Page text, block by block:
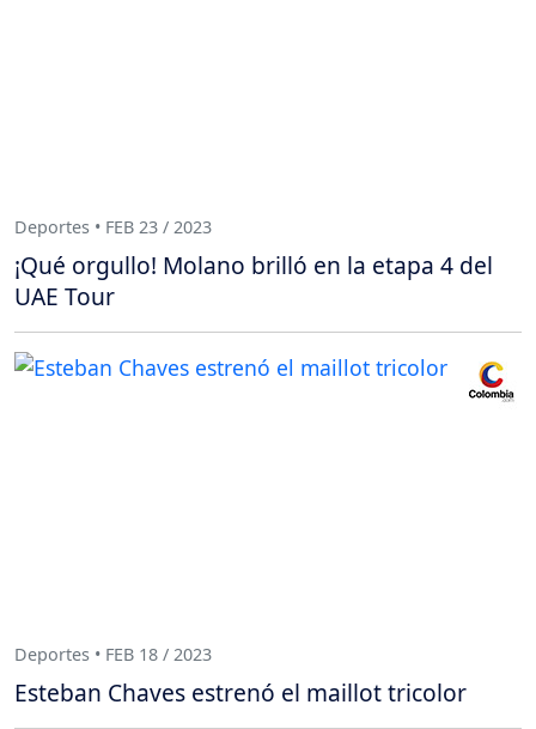
Deportes • FEB 23 / 2023
¡Qué orgullo! Molano brilló en la etapa 4 del
UAE Tour
Deportes • FEB 18 / 2023
Esteban Chaves estrenó el maillot tricolor